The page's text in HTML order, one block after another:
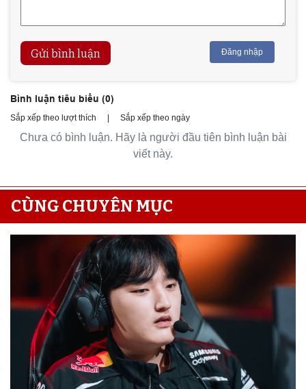
Gửi bình luận Đăng nhập
Bình luận tiêu biểu (0)
Sắp xếp theo lượt thích Sắp xếp theo ngày
Chưa có bình luận. Hãy là người đầu tiên bình luận bài
viết này.
CÙNG CHUYÊN MỤC